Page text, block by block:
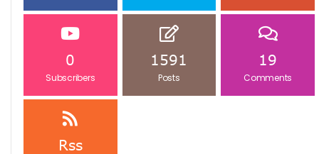
0
Subscribers
1591
Posts
19
Comments
Rss